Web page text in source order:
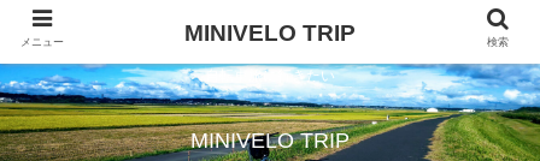
自転車旅に行きたい
MINIVELO TRIP
メニュー MINIVELO TRIP 検索